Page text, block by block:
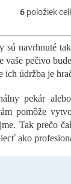
O
l
á
d
a
i
e
p
r
v
6položiek
sú navrhnuté
vaše pečivo
ich údržba je
pekár
pomôže
Tak prečo
ako